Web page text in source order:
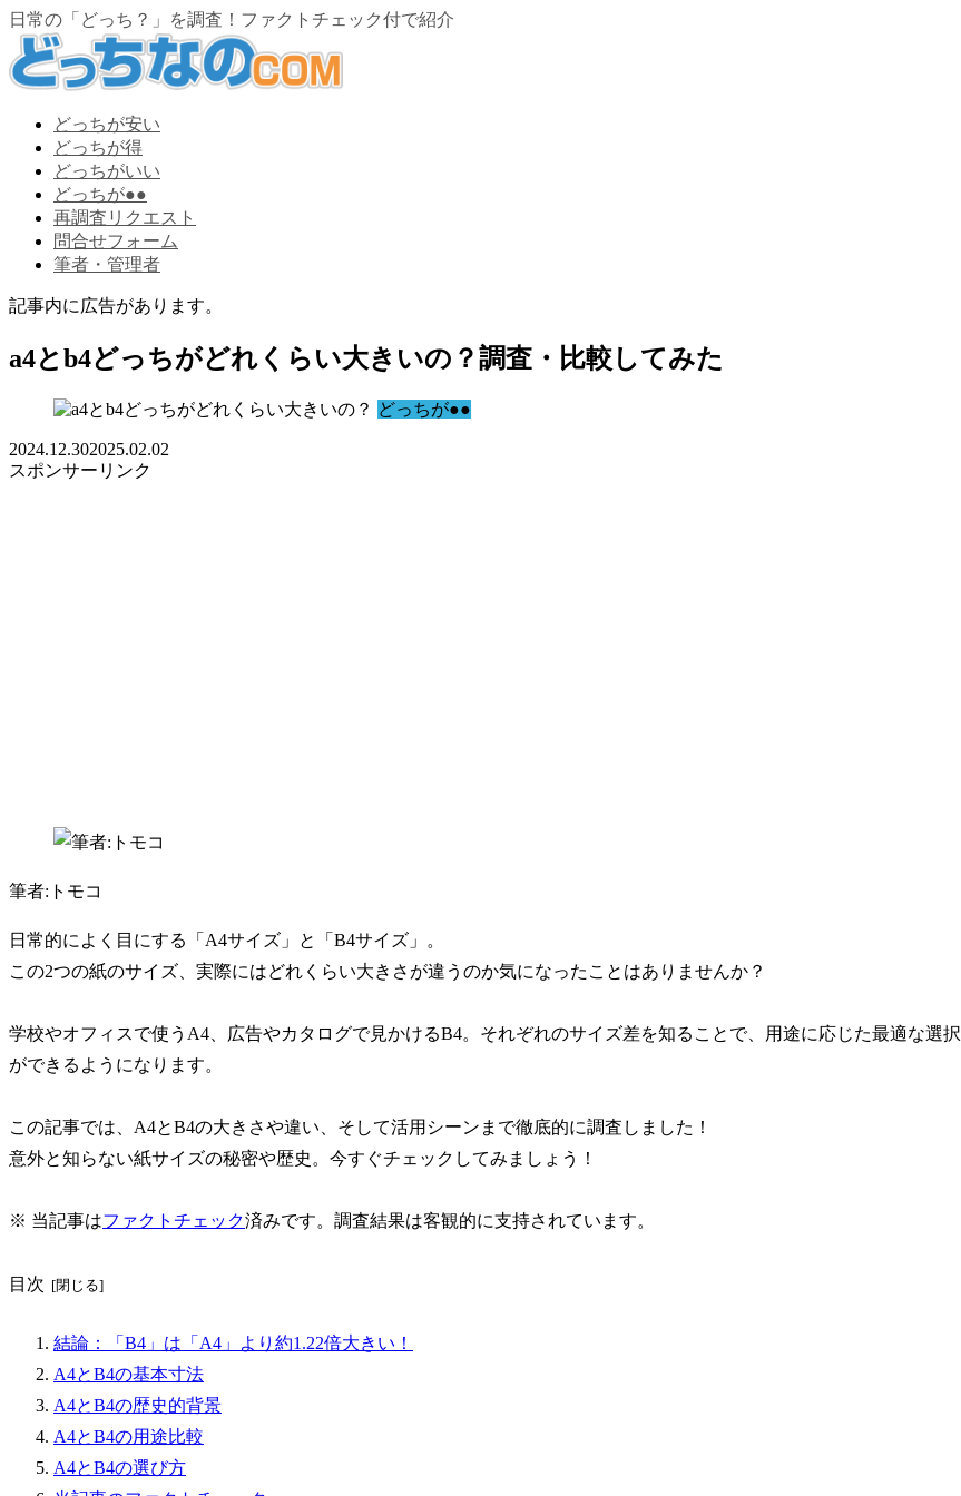
日常の「どっち？」を調査！ファクトチェック付で紹介
どっちが安い
どっちが得
どっちがいい
どっちが●●
再調査リクエスト
問合せフォーム
筆者・管理者
記事内に広告があります。
a4とb4どっちがどれくらい大きいの？調査・比較してみた
どっちが●●
2024.12.302025.02.02
スポンサーリンク
筆者:トモコ
日常的によく目にする「A4サイズ」と「B4サイズ」。
この2つの紙のサイズ、実際にはどれくらい大きさが違うのか気になったことはありませんか？
学校やオフィスで使うA4、広告やカタログで見かけるB4。それぞれのサイズ差を知ることで、用途に応じた最適な選択
ができるようになります。
この記事では、A4とB4の大きさや違い、そして活用シーンまで徹底的に調査しました！
意外と知らない紙サイズの秘密や歴史。今すぐチェックしてみましょう！
※ 当記事はファクトチェック済みです。調査結果は客観的に支持されています。
目次
結論：「B4」は「A4」より約1.22倍大きい！
A4とB4の基本寸法
A4とB4の歴史的背景
A4とB4の用途比較
A4とB4の選び方